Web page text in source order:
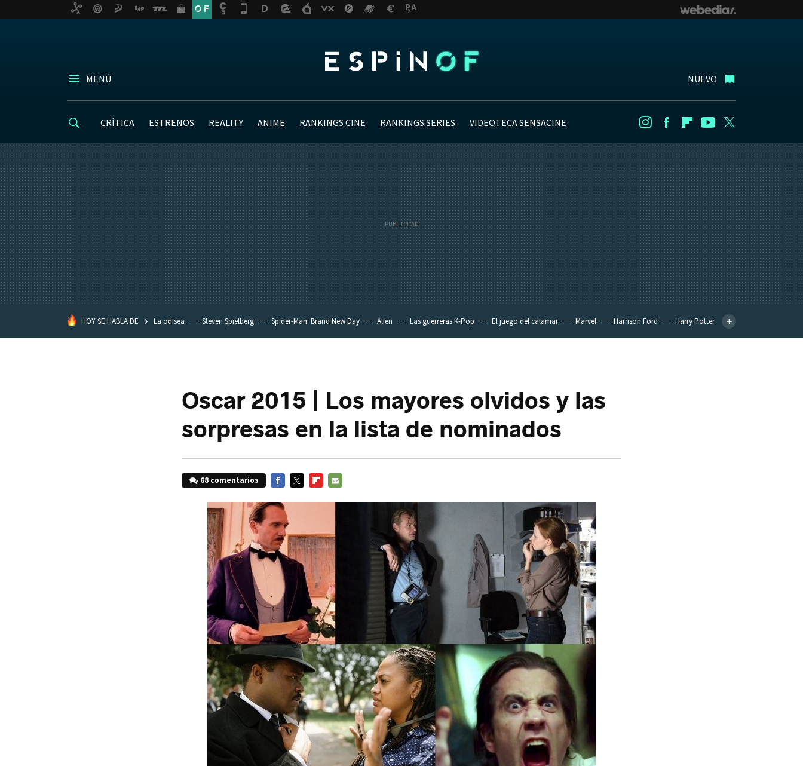
MENÚ NUEVO
CRÍTICA ESTRENOS REALITY ANIME RANKINGS CINE RANKINGS SERIES VIDEOTECA SENSACINE InstagramFacebookFlipboard
Youtube
HOY SE HABLA DE La odisea Steven Spielberg Spider-Man: Brand New Day Alien Las guerreras K-Pop El juego del calamar Marvel Harrison Ford
Harry Potter
Oscar 2015 | Los mayores olvidos y las
sorpresas en la lista de nominados
68 comentarios